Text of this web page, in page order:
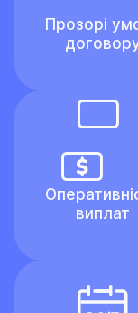
Прозорі
виплат